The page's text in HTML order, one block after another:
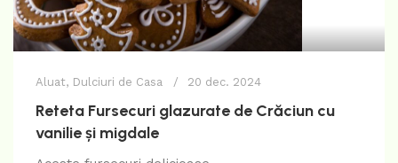
Aluat, Dulciuri de Casa 20 dec. 2024
Reteta Fursecuri glazurate de Crăciun cu
vanilie și migdale